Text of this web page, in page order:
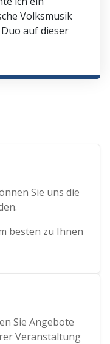
Volksmusik
auf dieser
Sie uns die
besten zu Ihnen
Sie Angebote
Veranstaltung